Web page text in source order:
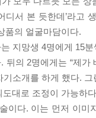
| 손해 볼 게 뻔한
놈’도 ‘그분’이 된다
지 않는 이면 찾기,
디서 본 듯한데’라고
품의 얼굴마담이다.
지망생 4명에게 15
뒤의 2명에게는 “제가
기소개를 하게 했다.
대로 조정이 가능하
이다. 이는 먼저 이